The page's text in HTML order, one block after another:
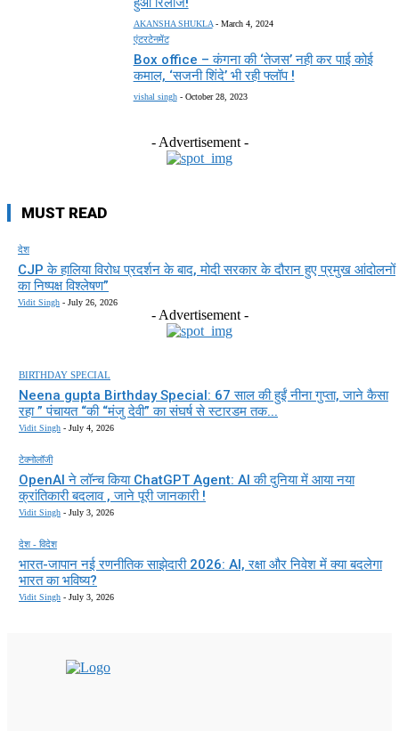
AKANSHA SHUKLA - March 4, 2024
एंटरटेनमेंट
Box office – कंगना की ‘तेजस’ नही कर पाई कोई
कमाल, ‘सजनी शिंदे’ भी रही फ्लॉप !
vishal singh - October 28, 2023
- Advertisement -
MUST READ
देश
CJP के हालिया विरोध प्रदर्शन के बाद, मोदी सरकार के दौरान हुए प्रमुख आंदोलनों
का निष्पक्ष विश्लेषण”
Vidit Singh - July 26, 2026
- Advertisement -
BIRTHDAY SPECIAL
Neena gupta Birthday Special: 67 साल की हुईं नीना गुप्ता, जाने कैसा
रहा ” पंचायत “की “मंजु देवी” का संघर्ष से स्टारडम तक...
Vidit Singh - July 4, 2026
टेक्नोलॉजी
OpenAI ने लॉन्च किया ChatGPT Agent: AI की दुनिया में आया नया
क्रांतिकारी बदलाव , जाने पूरी जानकारी !
Vidit Singh - July 3, 2026
देश - विदेश
भारत-जापान नई रणनीतिक साझेदारी 2026: AI, रक्षा और निवेश में क्या बदलेगा
भारत का भविष्य?
Vidit Singh - July 3, 2026